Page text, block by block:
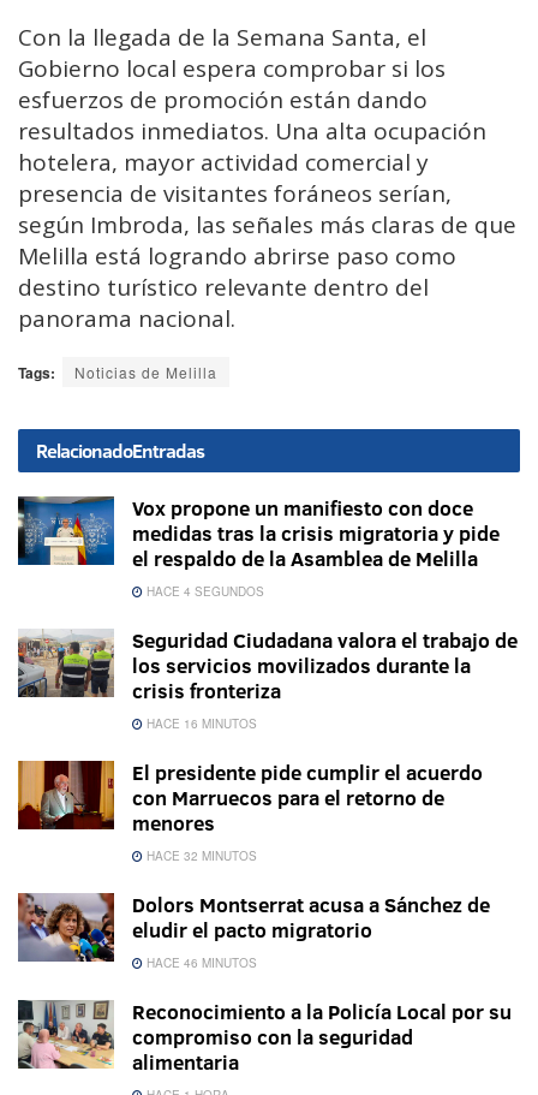
Con la llegada de la Semana Santa, el
Gobierno local espera comprobar si los
esfuerzos de promoción están dando
resultados inmediatos. Una alta ocupación
hotelera, mayor actividad comercial y
presencia de visitantes foráneos serían,
según Imbroda, las señales más claras de que
Melilla está logrando abrirse paso como
destino turístico relevante dentro del
panorama nacional.
Tags: Noticias de Melilla
RelacionadoEntradas
Vox propone un manifiesto con doce
medidas tras la crisis migratoria y pide
el respaldo de la Asamblea de Melilla
HACE 4 SEGUNDOS
Seguridad Ciudadana valora el trabajo de
los servicios movilizados durante la
crisis fronteriza
HACE 16 MINUTOS
El presidente pide cumplir el acuerdo
con Marruecos para el retorno de
menores
HACE 32 MINUTOS
Dolors Montserrat acusa a Sánchez de
eludir el pacto migratorio
HACE 46 MINUTOS
Reconocimiento a la Policía Local por su
compromiso con la seguridad
alimentaria